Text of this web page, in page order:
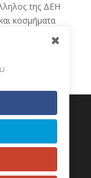
της ΔΕΗ
κοσμήματα
-
και νέο
της ΔΕΗ στην
μία
μας.
που
την χρήση